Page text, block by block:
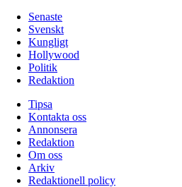
Senaste
Svenskt
Kungligt
Hollywood
Politik
Redaktion
Tipsa
Kontakta oss
Annonsera
Redaktion
Om oss
Arkiv
Redaktionell policy